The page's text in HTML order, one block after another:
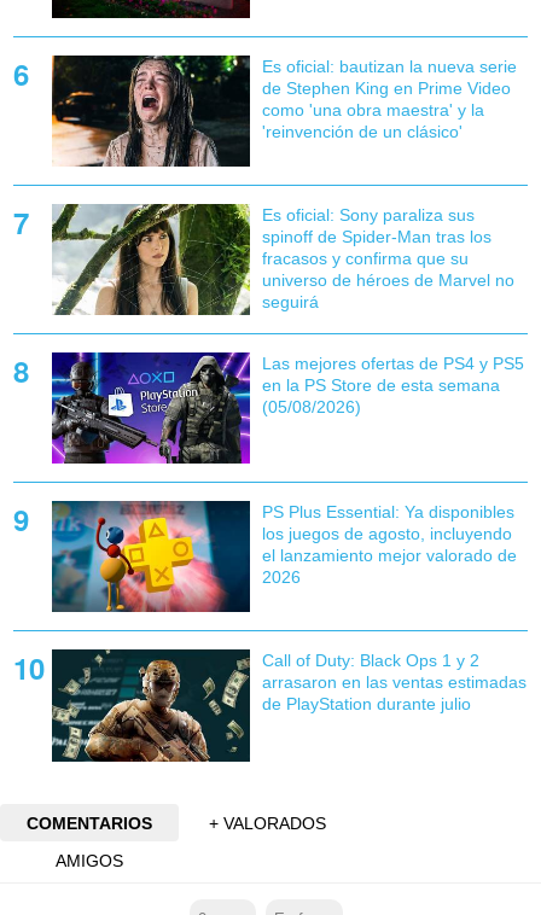
Es oficial: bautizan la nueva serie
de Stephen King en Prime Video
como 'una obra maestra' y la
'reinvención de un clásico'
Es oficial: Sony paraliza sus
spinoff de Spider-Man tras los
fracasos y confirma que su
universo de héroes de Marvel no
seguirá
Las mejores ofertas de PS4 y PS5
en la PS Store de esta semana
(05/08/2026)
PS Plus Essential: Ya disponibles
los juegos de agosto, incluyendo
el lanzamiento mejor valorado de
2026
Call of Duty: Black Ops 1 y 2
arrasaron en las ventas estimadas
de PlayStation durante julio
COMENTARIOS
+ VALORADOS
AMIGOS